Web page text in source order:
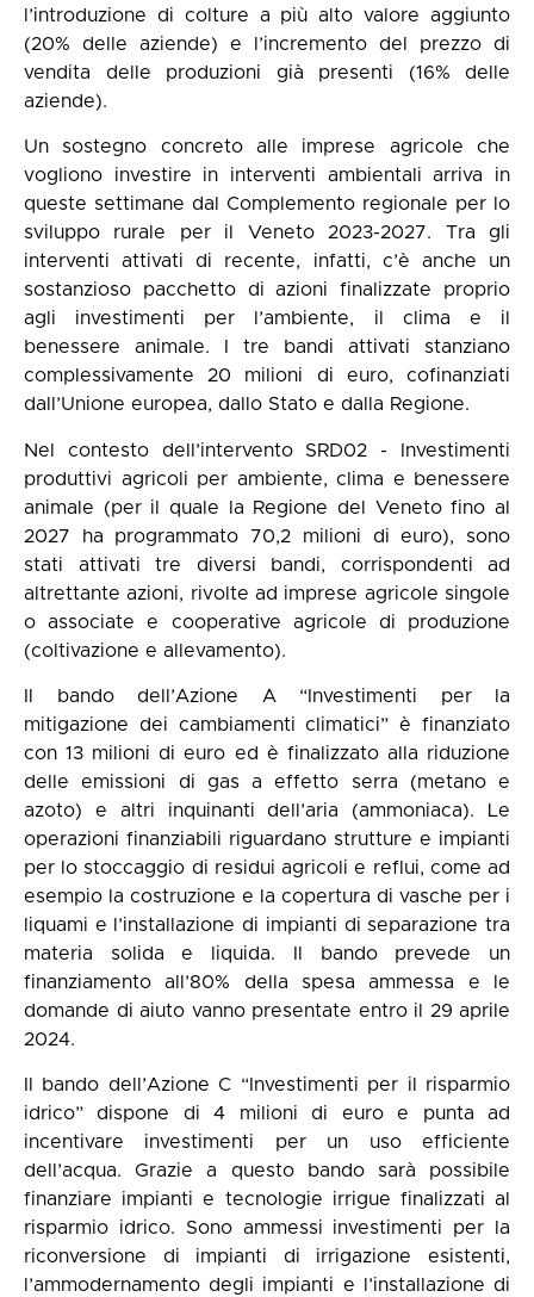
l’introduzione di colture a più alto valore aggiunto
(20% delle aziende) e l’incremento del prezzo di
vendita delle produzioni già presenti (16% delle
aziende).
Un sostegno concreto alle imprese agricole che
vogliono investire in interventi ambientali arriva in
queste settimane dal Complemento regionale per lo
sviluppo rurale per il Veneto 2023-2027. Tra gli
interventi attivati di recente, infatti, c’è anche un
sostanzioso pacchetto di azioni finalizzate proprio
agli investimenti per l’ambiente, il clima e il
benessere animale. I tre bandi attivati stanziano
complessivamente 20 milioni di euro, cofinanziati
dall’Unione europea, dallo Stato e dalla Regione.
Nel contesto dell’intervento SRD02 - Investimenti
produttivi agricoli per ambiente, clima e benessere
animale (per il quale la Regione del Veneto fino al
2027 ha programmato 70,2 milioni di euro), sono
stati attivati tre diversi bandi, corrispondenti ad
altrettante azioni, rivolte ad imprese agricole singole
o associate e cooperative agricole di produzione
(coltivazione e allevamento).
Il bando dell’Azione A “Investimenti per la
mitigazione dei cambiamenti climatici” è finanziato
con 13 milioni di euro ed è finalizzato alla riduzione
delle emissioni di gas a effetto serra (metano e
azoto) e altri inquinanti dell’aria (ammoniaca). Le
operazioni finanziabili riguardano strutture e impianti
per lo stoccaggio di residui agricoli e reflui, come ad
esempio la costruzione e la copertura di vasche per i
liquami e l’installazione di impianti di separazione tra
materia solida e liquida. Il bando prevede un
finanziamento all’80% della spesa ammessa e le
domande di aiuto vanno presentate entro il 29 aprile
2024.
Il bando dell’Azione C “Investimenti per il risparmio
idrico” dispone di 4 milioni di euro e punta ad
incentivare investimenti per un uso efficiente
dell’acqua. Grazie a questo bando sarà possibile
finanziare impianti e tecnologie irrigue finalizzati al
risparmio idrico. Sono ammessi investimenti per la
riconversione di impianti di irrigazione esistenti,
l’ammodernamento degli impianti e l’installazione di